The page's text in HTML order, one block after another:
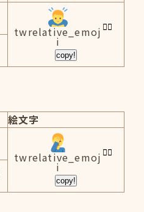
twrelative_emoj
i
copy!
絵文字
twrelative_emoj
i
copy!